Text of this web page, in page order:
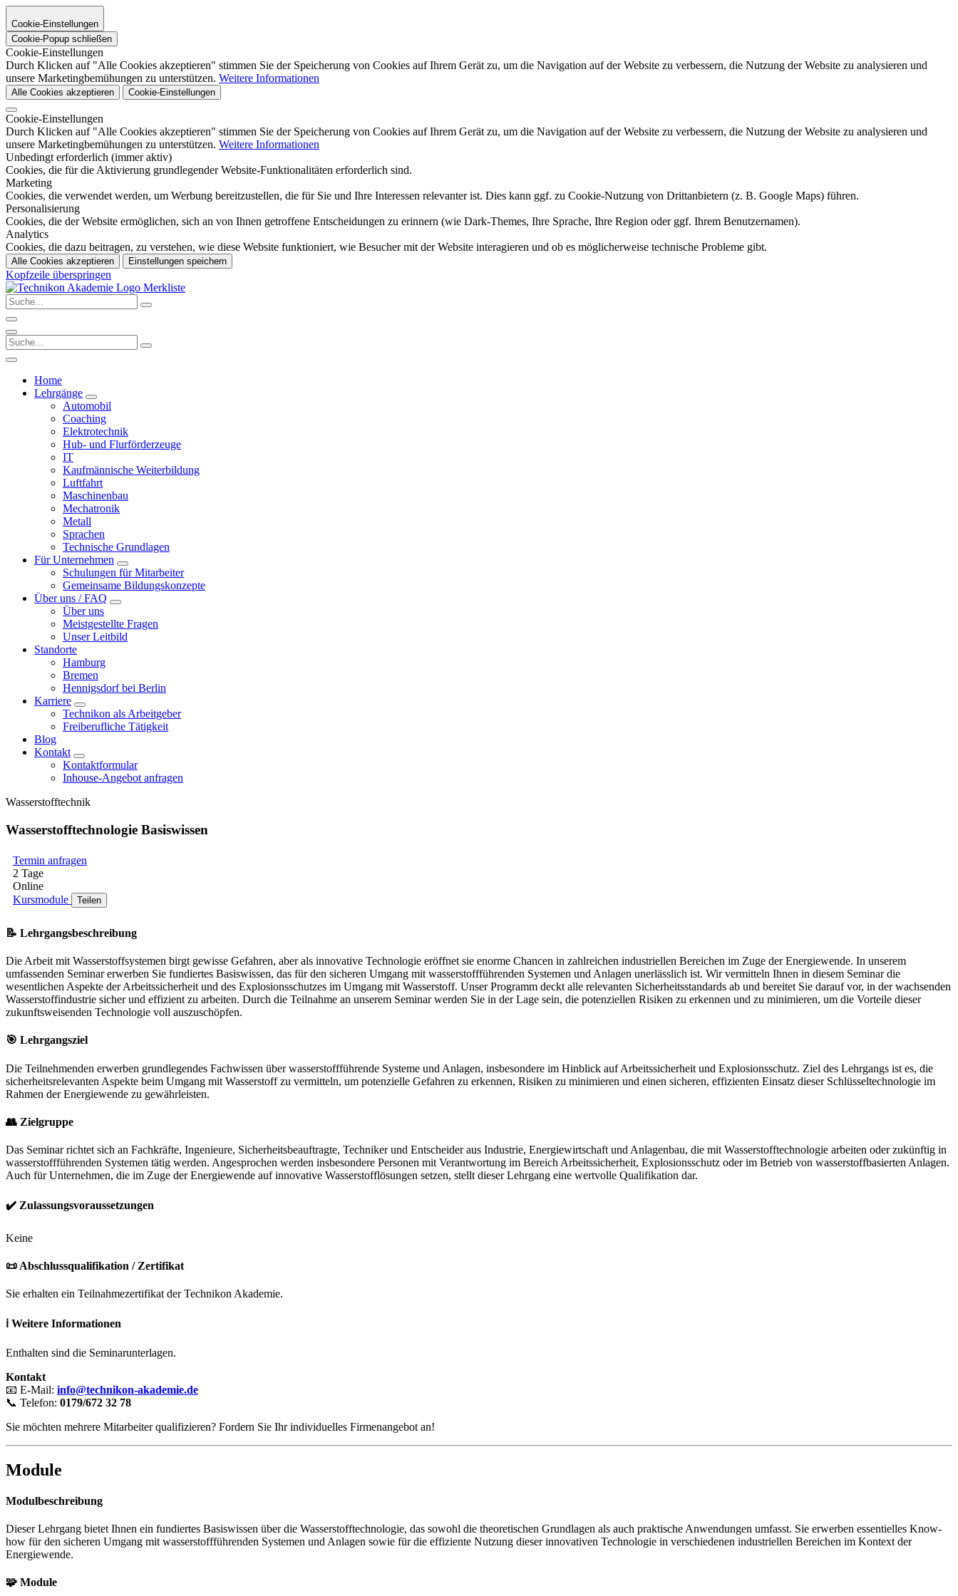
Cookie-Einstellungen
Cookie-Popup schließen
Cookie-Einstellungen
Durch Klicken auf "Alle Cookies akzeptieren" stimmen Sie der Speicherung von Cookies auf Ihrem Gerät zu, um die Navigation auf der Website zu verbessern, die Nutzung der Website zu analysieren und
unsere Marketingbemühungen zu unterstützen. Weitere Informationen
Alle Cookies akzeptieren Cookie-Einstellungen
Cookie-Einstellungen
Durch Klicken auf "Alle Cookies akzeptieren" stimmen Sie der Speicherung von Cookies auf Ihrem Gerät zu, um die Navigation auf der Website zu verbessern, die Nutzung der Website zu analysieren und
unsere Marketingbemühungen zu unterstützen. Weitere Informationen
Unbedingt erforderlich (immer aktiv)
Cookies, die für die Aktivierung grundlegender Website-Funktionalitäten erforderlich sind.
Marketing
Cookies, die verwendet werden, um Werbung bereitzustellen, die für Sie und Ihre Interessen relevanter ist. Dies kann ggf. zu Cookie-Nutzung von Drittanbietern (z. B. Google Maps) führen.
Personalisierung
Cookies, die der Website ermöglichen, sich an von Ihnen getroffene Entscheidungen zu erinnern (wie Dark-Themes, Ihre Sprache, Ihre Region oder ggf. Ihrem Benutzernamen).
Analytics
Cookies, die dazu beitragen, zu verstehen, wie diese Website funktioniert, wie Besucher mit der Website interagieren und ob es möglicherweise technische Probleme gibt.
Alle Cookies akzeptieren Einstellungen speichern
Kopfzeile überspringen
Merkliste
Home
Lehrgänge
Automobil
Coaching
Elektrotechnik
Hub- und Flurförderzeuge
IT
Kaufmännische Weiterbildung
Luftfahrt
Maschinenbau
Mechatronik
Metall
Sprachen
Technische Grundlagen
Für Unternehmen
Schulungen für Mitarbeiter
Gemeinsame Bildungskonzepte
Über uns / FAQ
Über uns
Meistgestellte Fragen
Unser Leitbild
Standorte
Hamburg
Bremen
Hennigsdorf bei Berlin
Karriere
Technikon als Arbeitgeber
Freiberufliche Tätigkeit
Blog
Kontakt
Kontaktformular
Inhouse-Angebot anfragen
Wasserstofftechnik
Wasserstofftechnologie Basiswissen
Termin anfragen
2 Tage
Online
Kursmodule
Teilen
📝 Lehrgangsbeschreibung
Die Arbeit mit Wasserstoffsystemen birgt gewisse Gefahren, aber als innovative Technologie eröffnet sie enorme Chancen in zahlreichen industriellen Bereichen im Zuge der Energiewende. In unserem
umfassenden Seminar erwerben Sie fundiertes Basiswissen, das für den sicheren Umgang mit wasserstoffführenden Systemen und Anlagen unerlässlich ist. Wir vermitteln Ihnen in diesem Seminar die
wesentlichen Aspekte der Arbeitssicherheit und des Explosionsschutzes im Umgang mit Wasserstoff. Unser Programm deckt alle relevanten Sicherheitsstandards ab und bereitet Sie darauf vor, in der wachsenden
Wasserstoffindustrie sicher und effizient zu arbeiten. Durch die Teilnahme an unserem Seminar werden Sie in der Lage sein, die potenziellen Risiken zu erkennen und zu minimieren, um die Vorteile dieser
zukunftsweisenden Technologie voll auszuschöpfen.
🎯 Lehrgangsziel
Die Teilnehmenden erwerben grundlegendes Fachwissen über wasserstoffführende Systeme und Anlagen, insbesondere im Hinblick auf Arbeitssicherheit und Explosionsschutz. Ziel des Lehrgangs ist es, die
sicherheitsrelevanten Aspekte beim Umgang mit Wasserstoff zu vermitteln, um potenzielle Gefahren zu erkennen, Risiken zu minimieren und einen sicheren, effizienten Einsatz dieser Schlüsseltechnologie im
Rahmen der Energiewende zu gewährleisten.
👥 Zielgruppe
Das Seminar richtet sich an Fachkräfte, Ingenieure, Sicherheitsbeauftragte, Techniker und Entscheider aus Industrie, Energiewirtschaft und Anlagenbau, die mit Wasserstofftechnologie arbeiten oder zukünftig in
wasserstoffführenden Systemen tätig werden. Angesprochen werden insbesondere Personen mit Verantwortung im Bereich Arbeitssicherheit, Explosionsschutz oder im Betrieb von wasserstoffbasierten Anlagen.
Auch für Unternehmen, die im Zuge der Energiewende auf innovative Wasserstofflösungen setzen, stellt dieser Lehrgang eine wertvolle Qualifikation dar.
✔️ Zulassungsvoraussetzungen
Keine
📜 Abschlussqualifikation / Zertifikat
Sie erhalten ein Teilnahmezertifikat der Technikon Akademie.
ℹ️ Weitere Informationen
Enthalten sind die Seminarunterlagen.
Kontakt
📧 E-Mail: info@technikon-akademie.de
📞 Telefon: 0179/672 32 78
Sie möchten mehrere Mitarbeiter qualifizieren? Fordern Sie Ihr individuelles Firmenangebot an!
Module
Modulbeschreibung
Dieser Lehrgang bietet Ihnen ein fundiertes Basiswissen über die Wasserstofftechnologie, das sowohl die theoretischen Grundlagen als auch praktische Anwendungen umfasst. Sie erwerben essentielles Know-
how für den sicheren Umgang mit wasserstoffführenden Systemen und Anlagen sowie für die effiziente Nutzung dieser innovativen Technologie in verschiedenen industriellen Bereichen im Kontext der
Energiewende.
🧩 Module